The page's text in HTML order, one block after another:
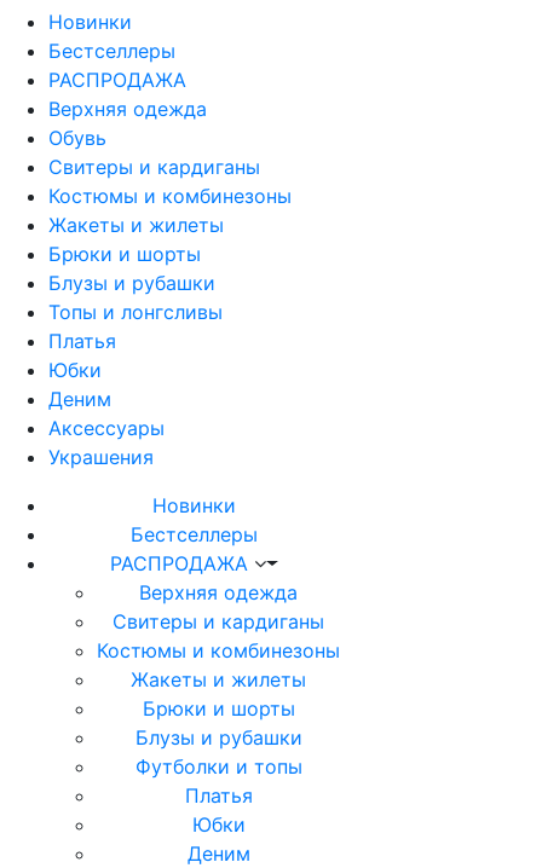
Новинки
Бестселлеры
РАСПРОДАЖА
Верхняя одежда
Обувь
Свитеры и кардиганы
Костюмы и комбинезоны
Жакеты и жилеты
Брюки и шорты
Блузы и рубашки
Топы и лонгсливы
Платья
Юбки
Деним
Аксессуары
Украшения
Новинки
Бестселлеры
РАСПРОДАЖА
Верхняя одежда
Свитеры и кардиганы
Костюмы и комбинезоны
Жакеты и жилеты
Брюки и шорты
Блузы и рубашки
Футболки и топы
Платья
Юбки
Деним